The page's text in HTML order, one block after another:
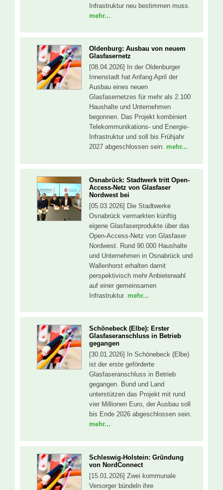
Infrastruktur neu bestimmen muss.
mehr...
Oldenburg: Ausbau von neuem
Glasfasernetz
[08.04.2026] In der Oldenburger
Innenstadt hat Anfang April der
Ausbau eines neuen
Glasfasernetzes für mehr als 2.100
Haushalte und Unternehmen
begonnen. Das Projekt kombiniert
Telekommunikations- und Energie-
Infrastruktur und soll bis Frühjahr
2027 abgeschlossen sein. mehr...
Osnabrück: Stadtwerk tritt Open-
Access-Netz von Glasfaser
Nordwest bei
[05.03.2026] Die Stadtwerke
Osnabrück vermarkten künftig
eigene Glasfaserprodukte über das
Open-Access-Netz von Glasfaser
Nordwest. Rund 90.000 Haushalte
und Unternehmen in Osnabrück und
Wallenhorst erhalten damit
perspektivisch mehr Anbieterwahl
auf einer gemeinsamen
Infrastruktur. mehr...
Schönebeck (Elbe): Erster
Glasfaseranschluss in Betrieb
gegangen
[30.01.2026] In Schönebeck (Elbe)
ist der erste geförderte
Glasfaseranschluss in Betrieb
gegangen. Bund und Land
unterstützen das Projekt mit rund
vier Millionen Euro, der Ausbau soll
bis Ende 2026 abgeschlossen sein.
mehr...
Schleswig-Holstein: Gründung
von NordConnect
[15.01.2026] Zwei kommunale
Versorger bündeln ihre